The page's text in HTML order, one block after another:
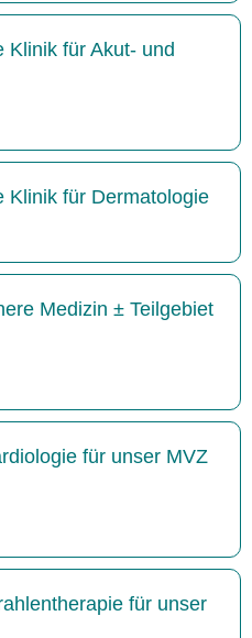
Klinik für Akut- und
Klinik für Dermatologie
Medizin ± Teilgebiet
für unser MVZ
für unser